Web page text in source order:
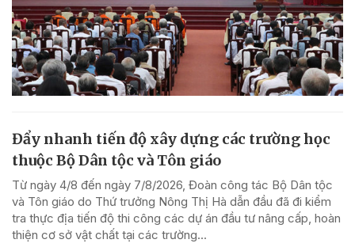
Đẩy nhanh tiến độ xây dựng các trường học
thuộc Bộ Dân tộc và Tôn giáo
Từ ngày 4/8 đến ngày 7/8/2026, Đoàn công tác Bộ Dân tộc
và Tôn giáo do Thứ trưởng Nông Thị Hà dẫn đầu đã đi kiểm
tra thực địa tiến độ thi công các dự án đầu tư nâng cấp, hoàn
thiện cơ sở vật chất tại các trường...